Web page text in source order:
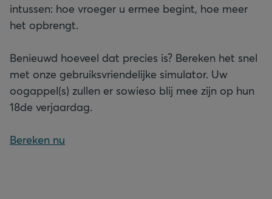
intussen: hoe vroeger u ermee begint, hoe meer
het opbrengt.
Benieuwd hoeveel dat precies is? Bereken het snel
met onze gebruiksvriendelijke simulator. Uw
oogappel(s) zullen er sowieso blij mee zijn op hun
18de verjaardag.
Bereken nu